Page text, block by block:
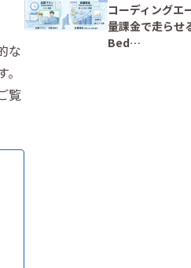
な
覧
コーディングエ
量課金で走らせ
Bed…